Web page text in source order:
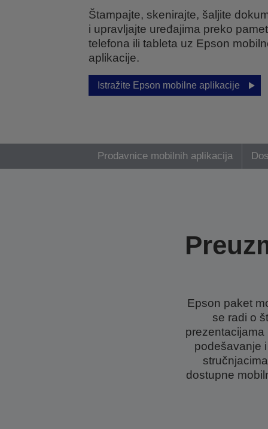
Štampajte, skenirajte, šaljite
i upravljajte uređajima preko
telefona ili tableta uz Epson
aplikacije.
Istražite Epson mobilne aplikacije
Prodavnice mobilnih aplikacija
Epson paket
se radi o
prezentacijama
podešavanje
dostupne